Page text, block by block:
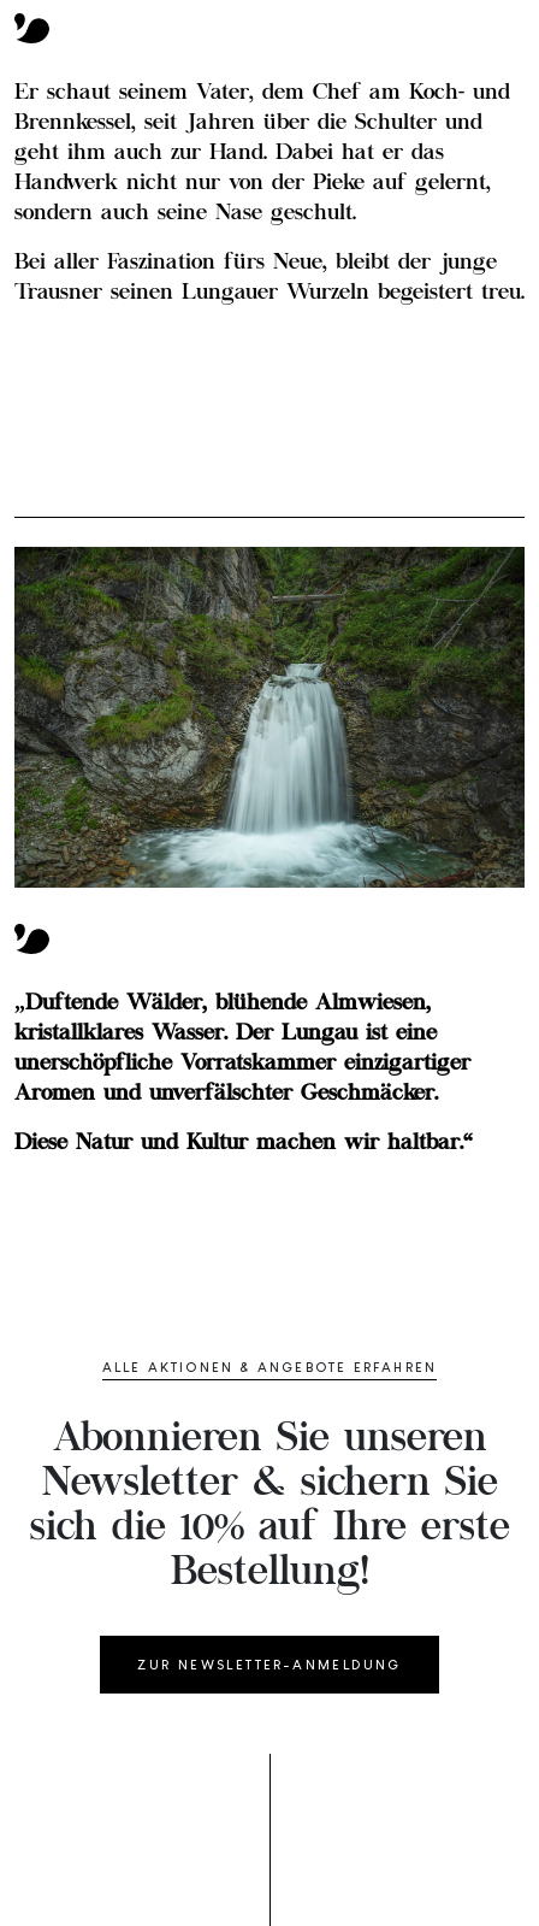
Er schaut seinem Vater, dem Chef am Koch- und
Brennkessel, seit Jahren über die Schulter und
geht ihm auch zur Hand. Dabei hat er das
Handwerk nicht nur von der Pieke auf gelernt,
sondern auch seine Nase geschult.
Bei aller Faszination fürs Neue, bleibt der junge
Trausner seinen Lungauer Wurzeln begeistert treu.
„Duftende Wälder, blühende Almwiesen,
kristallklares Wasser. Der Lungau ist eine
unerschöpfliche Vorratskammer einzigartiger
Aromen und unverfälschter Geschmäcker.
Diese Natur und Kultur machen wir haltbar.“
ALLE AKTIONEN & ANGEBOTE ERFAHREN
Abonnieren Sie unseren
Newsletter & sichern Sie
sich die 10% auf Ihre erste
Bestellung!
ZUR NEWSLETTER-ANMELDUNG